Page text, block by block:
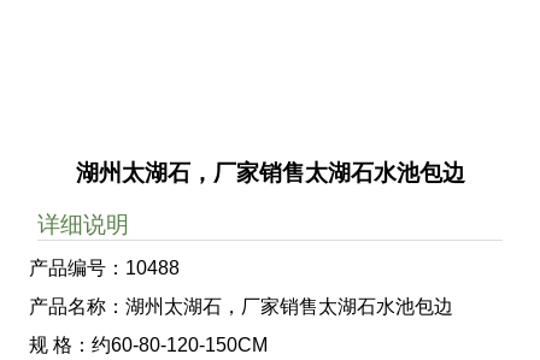
湖州太湖石，厂家销售太湖石水池包边
详细说明
产品编号：10488
产品名称：湖州太湖石，厂家销售太湖石水池包边
规 格：约60-80-120-150CM